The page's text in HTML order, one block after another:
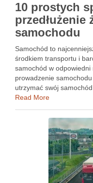
10 prostych
przedłużenie
samochodu
Samochód to
środkiem transportu i
samochód w odpowiedni
prowadzenie
utrzymać swój
wypróbować kilka z
Read More